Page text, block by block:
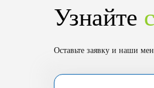
Узнайте
Оставьте заявку и наши